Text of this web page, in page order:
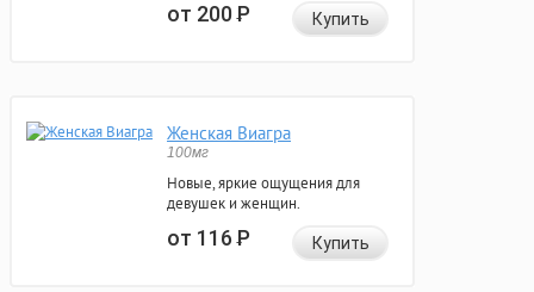
от 200Р Купить
Женская Виагра
100мг
Новые, яркие ощущения для
девушек и женщин.
от 116Р Купить